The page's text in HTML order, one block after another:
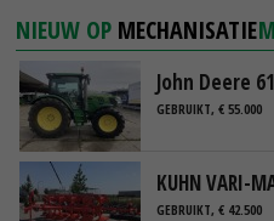
NIEUW OP MECHANISATIE
John Deere
GEBRUIKT, € 55.000
KUHN VARI-
GEBRUIKT, € 42.500